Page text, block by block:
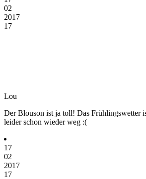
02
2017
17
Lou
Der Blouson ist ja toll! Das Frühlingswetter
leider schon wieder weg :(
17
02
2017
17